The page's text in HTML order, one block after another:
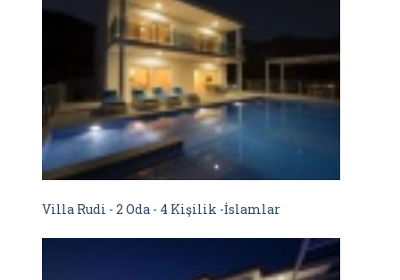
Villa Rudi - 2 Oda - 4 Kişilik -İslamlar